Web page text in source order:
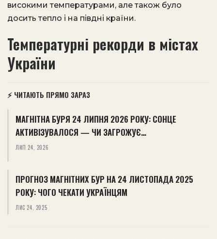
високими температурами, але також було
досить тепло і на півдні країни.
Температурні рекорди в містах
України
⚡ ЧИТАЮТЬ ПРЯМО ЗАРАЗ
МАГНІТНА БУРЯ 24 ЛИПНЯ 2026 РОКУ: СОНЦЕ
АКТИВІЗУВАЛОСЯ — ЧИ ЗАГРОЖУЄ…
ЛИП 24, 2026
ПРОГНОЗ МАГНІТНИХ БУР НА 24 ЛИСТОПАДА 2025
РОКУ: ЧОГО ЧЕКАТИ УКРАЇНЦЯМ
ЛИС 24, 2025